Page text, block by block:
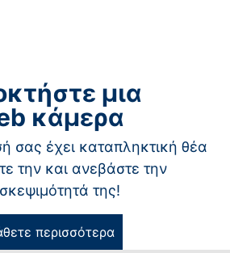
μια
κάμερα
σας έχει καταπληκτική θέα
την και ανεβάστε την
της!
περισσότερα